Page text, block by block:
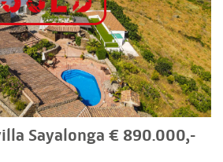
Sayalonga € 890.000,-